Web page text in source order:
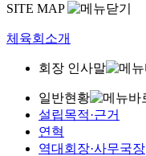
SITE MAP
체육회소개
회장 인사말
일반현황
설립목적·근거
연혁
역대회장·사무국장